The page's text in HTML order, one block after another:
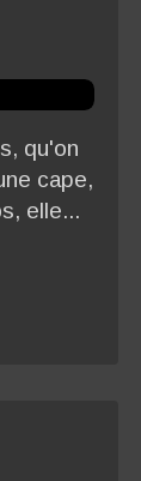
qu'on
cape,
elle...